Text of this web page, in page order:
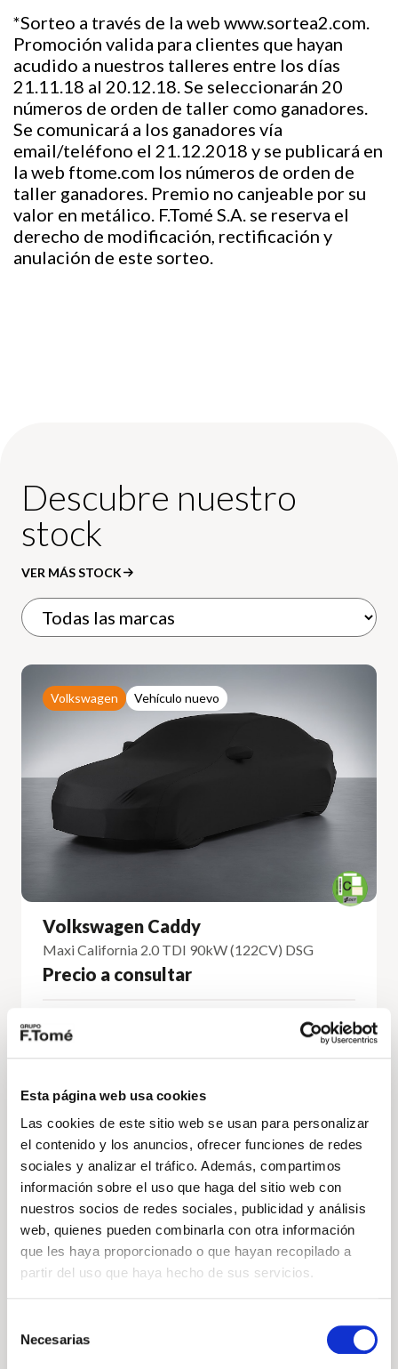
Esta página web usa cookies
Las cookies de este sitio web se usan para personalizar
el contenido y los anuncios, ofrecer funciones de redes
sociales y analizar el tráfico. Además, compartimos
información sobre el uso que haga del sitio web con
nuestros socios de redes sociales, publicidad y análisis
web, quienes pueden combinarla con otra información
que les haya proporcionado o que hayan recopilado a
partir del uso que haya hecho de sus servicios.
Necesarias
*Sorteo a través de la web www.sortea2.com.
Promoción valida para clientes que hayan
acudido a nuestros talleres entre los días
21.11.18 al 20.12.18. Se seleccionarán 20
números de orden de taller como ganadores.
Se comunicará a los ganadores vía
email/teléfono el 21.12.2018 y se publicará en
la web ftome.com los números de orden de
taller ganadores. Premio no canjeable por su
valor en metálico. F.Tomé S.A. se reserva el
derecho de modificación, rectificación y
anulación de este sorteo.
Descubre nuestro
stock
VER MÁS STOCK
Volkswagen Vehículo nuevo
Volkswagen Caddy
Maxi California 2.0 TDI 90kW (122CV) DSG
Precio a consultar
Diésel
Volkswagen Vehículo nuevo